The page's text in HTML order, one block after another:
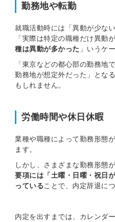
勤務地や転勤
就職活動時には「異動が少な
「実際は特定の職種だけ異動
種は異動が多かった 」いうケ
「東京などの都心部の勤務地
勤務地が想定外だった」とな
もしれません。
労働時間や休日休暇
業種や職種によって勤務形態
ます。
しかし、さまざまな勤務形態
要項には「土曜・日曜・祝日
っていることで、内定辞退に
内定を出すまでは、カレンダ